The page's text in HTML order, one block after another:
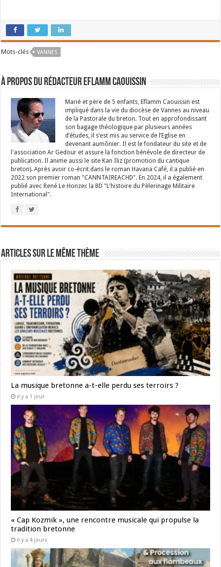
Mots-clés VANNES
À propos du rédacteur Eflamm Caouissin
Marié et père de 5 enfants, Eflamm Caouissin est
impliqué dans la vie du diocèse de Vannes au niveau
de la Pastorale du breton. Tout en approfondissant
son bagage théologique par plusieurs années
d’études, il s’est mis au service de l’Eglise en
devenant aumônier. Il est le fondateur du site et de
l'association Ar Gedour et assure la fonction bénévole de directeur de
publication. Il anime aussi le site Kan Iliz (promotion du cantique
breton). Après avoir co-écrit dans le roman Havana Café, il a publié en
2022 son premier roman "CANNTAIREACHD". En 2024, il a également
publié avec René Le Honzec la BD "L'histoire du Pèlerinage Militaire
International".
Articles sur le même thème
La musique bretonne a-t-elle perdu ses terroirs ?
il y a 1 jour
« Cap Kozmik », une rencontre musicale qui propulse la
tradition bretonne
il y a 4 jours